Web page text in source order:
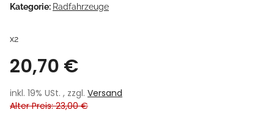
Kategorie: Radfahrzeuge
x2
20,70 €
inkl. 19% USt. , zzgl. Versand
Alter Preis: 23,00 €